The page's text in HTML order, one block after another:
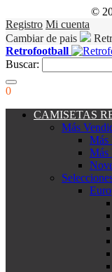
©
Registro Mi cuenta
Cambiar de pais
Retrofootball
Buscar:
0
CAMISETAS
Más
Más
Más